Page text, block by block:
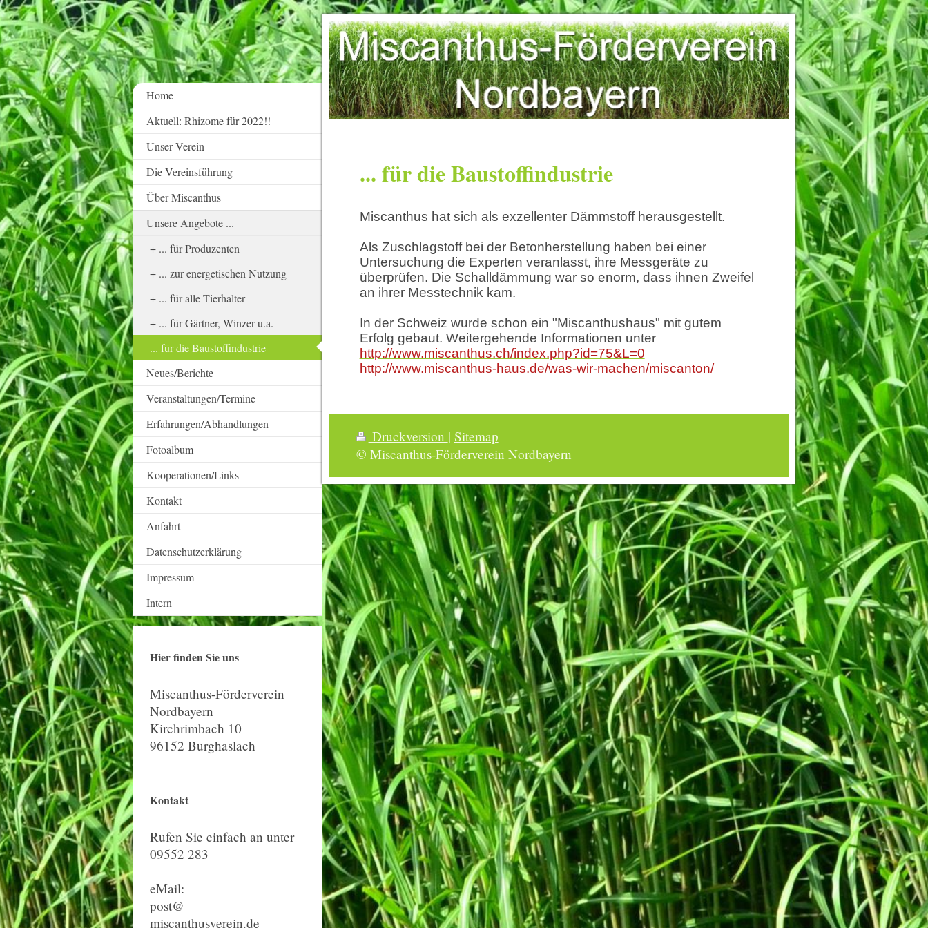
... für die Baustoffindustrie
Miscanthus hat sich als exzellenter Dämmstoff herausgestellt.
Als Zuschlagstoff bei der Betonherstellung haben bei einer
Untersuchung die Experten veranlasst, ihre Messgeräte zu
überprüfen. Die Schalldämmung war so enorm, dass ihnen Zweifel
an ihrer Messtechnik kam.
In der Schweiz wurde schon ein "Miscanthushaus" mit gutem
Erfolg gebaut. Weitergehende Informationen unter
http://www.miscanthus.ch/index.php?id=75&L=0
http://www.miscanthus-haus.de/was-wir-machen/miscanton/
Druckversion | Sitemap
© Miscanthus-Förderverein Nordbayern
Home
Aktuell: Rhizome für 2022!!
Unser Verein
Die Vereinsführung
Über Miscanthus
Unsere Angebote ...
... für Produzenten
... zur energetischen Nutzung
... für alle Tierhalter
... für Gärtner, Winzer u.a.
... für die Baustoffindustrie
Neues/Berichte
Veranstaltungen/Termine
Erfahrungen/Abhandlungen
Fotoalbum
Kooperationen/Links
Kontakt
Anfahrt
Datenschutzerklärung
Impressum
Intern
Hier finden Sie uns
Miscanthus-Förderverein
Nordbayern
Kirchrimbach 10
96152 Burghaslach
Kontakt
Rufen Sie einfach an unter
09552 283
eMail:
post@
miscanthusverein.de